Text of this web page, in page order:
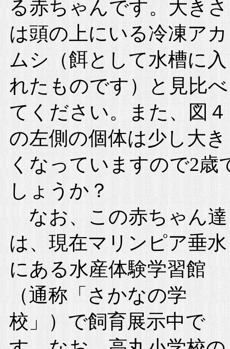
る赤ちゃんです。大きさ
は頭の上にいる冷凍アカ
ムシ（餌として水槽に入
れたものです）と見比べ
てください。また、図４
の左側の個体は少し大き
くなっていますので2歳
しょうか？
なお、この赤ちゃん達
は、現在マリンピア垂水
にある水産体験学習館
（通称「さかなの学
校」）で飼育展示中で